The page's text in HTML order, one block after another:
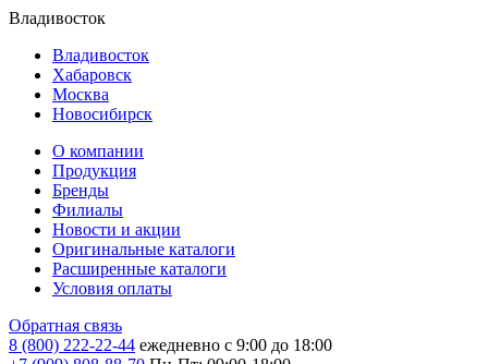
Владивосток
Владивосток
Хабаровск
Москва
Новосибирск
О компании
Продукция
Бренды
Филиалы
Новости и акции
Оригинальные каталоги
Расширенные каталоги
Условия оплаты
Обратная связь
8 (800) 222-22-44 ежедневно с 9:00 до 18:00